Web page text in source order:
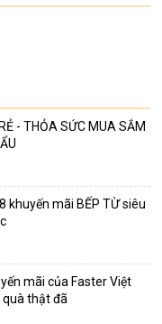
- THỎA SỨC MUA SẮM
khuyến mãi BẾP TỪ siêu
mãi của Faster Việt
quà thật đã